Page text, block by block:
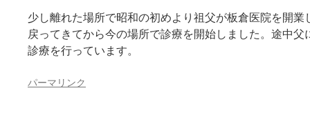
少し離れた場所で昭和の初めより祖父が板倉医院を開
戻ってきてから今の場所で診療を開始しました。途中
診療を行っています。
パーマリンク